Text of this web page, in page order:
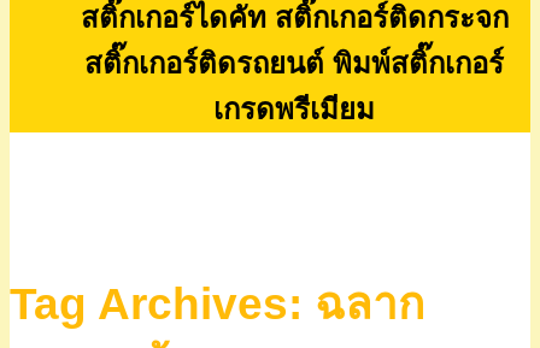
สติ๊กเกอร์ไดคัท สติ๊กเกอร์ติดกระจก
สติ๊กเกอร์ติดรถยนต์ พิมพ์สติ๊กเกอร์
เกรดพรีเมียม
Tag Archives: ฉลาก